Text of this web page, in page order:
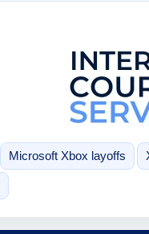
Microsoft Xbox layoffs